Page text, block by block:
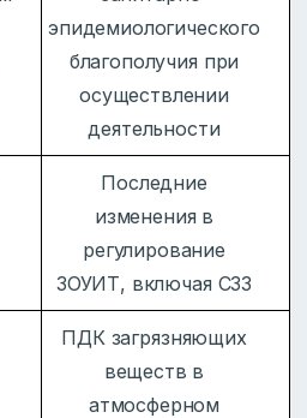
эпидемиологического
благополучия при
осуществлении
деятельности
Последние
изменения в
регулирование
ЗОУИТ, включая СЗЗ
ПДК загрязняющих
веществ в
атмосферном